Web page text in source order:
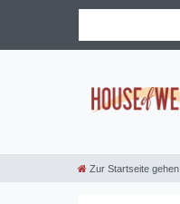
Zur Startseite gehen